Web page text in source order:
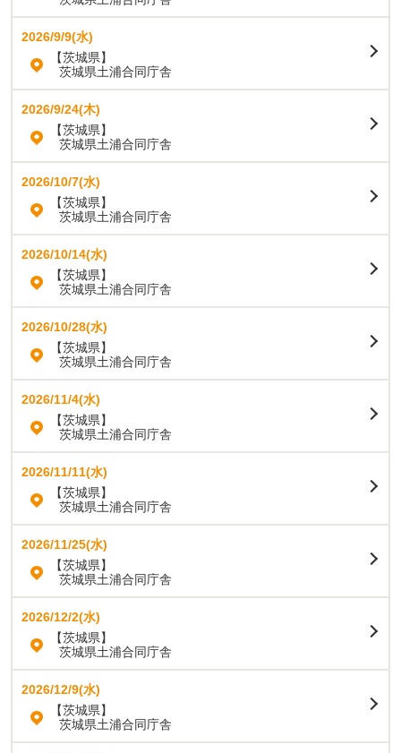
2026/9/9(水)
【茨城県】
茨城県土浦合同庁舎
2026/9/24(木)
【茨城県】
茨城県土浦合同庁舎
2026/10/7(水)
【茨城県】
茨城県土浦合同庁舎
2026/10/14(水)
【茨城県】
茨城県土浦合同庁舎
2026/10/28(水)
【茨城県】
茨城県土浦合同庁舎
2026/11/4(水)
【茨城県】
茨城県土浦合同庁舎
2026/11/11(水)
【茨城県】
茨城県土浦合同庁舎
2026/11/25(水)
【茨城県】
茨城県土浦合同庁舎
2026/12/2(水)
【茨城県】
茨城県土浦合同庁舎
2026/12/9(水)
【茨城県】
茨城県土浦合同庁舎